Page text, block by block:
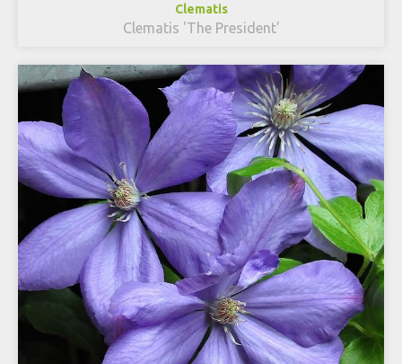
Clematis
Clematis 'The President'